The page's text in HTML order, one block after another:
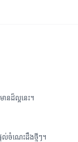
ដ៏ល្អនេះ។
ល់ចំណេះដឹងថ្មីៗ។